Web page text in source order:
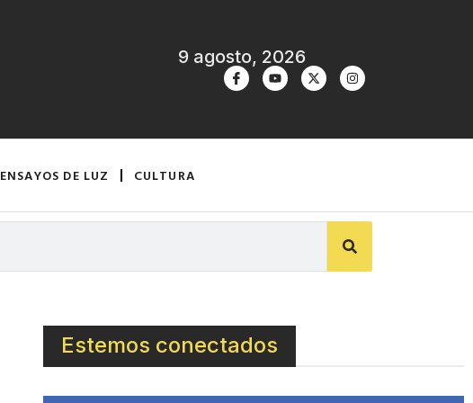
9 agosto, 2026
ENSAYOS DE LUZ CULTURA
Estemos conectados